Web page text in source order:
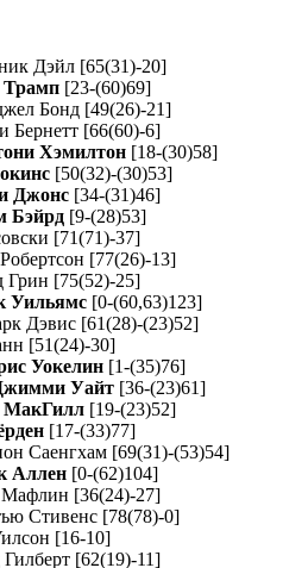
Дэйл [65(31)-20]
Трамп [23-(60)69]
Бонд [49(26)-21]
Бернетт [66(60)-6]
Хэмилтон [18-(30)58]
[50(32)-(30)53]
Джонс [34-(31)46]
Бэйрд [9-(28)53]
[71(71)-37]
[77(26)-13]
Грин [75(52)-25]
Уильямс [0-(60,63)123]
Дэвис [61(28)-(23)52]
[51(24)-30]
Уокелин [1-(35)76]
Уайт [36-(23)61]
МакГилл [19-(23)52]
[17-(33)77]
Саенгхам [69(31)-(53)54]
Аллен [0-(62)104]
[36(24)-27]
Стивенс [78(78)-0]
[16-10]
[62(19)-11]